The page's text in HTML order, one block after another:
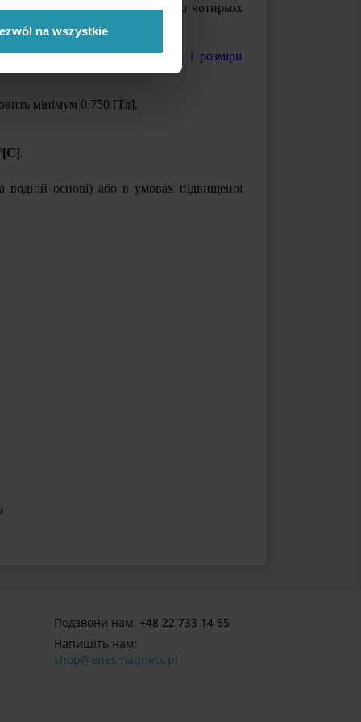
na wszystkie
магнітоактивну поверхню чотирьох
діапазон активності і розміри
мінімум 0,750 [Тл].
.
основі) або в умовах підвищеної
Подзвони нам: +48 22 733 14 65
Напишіть нам:
shop@enesmagnets.pl